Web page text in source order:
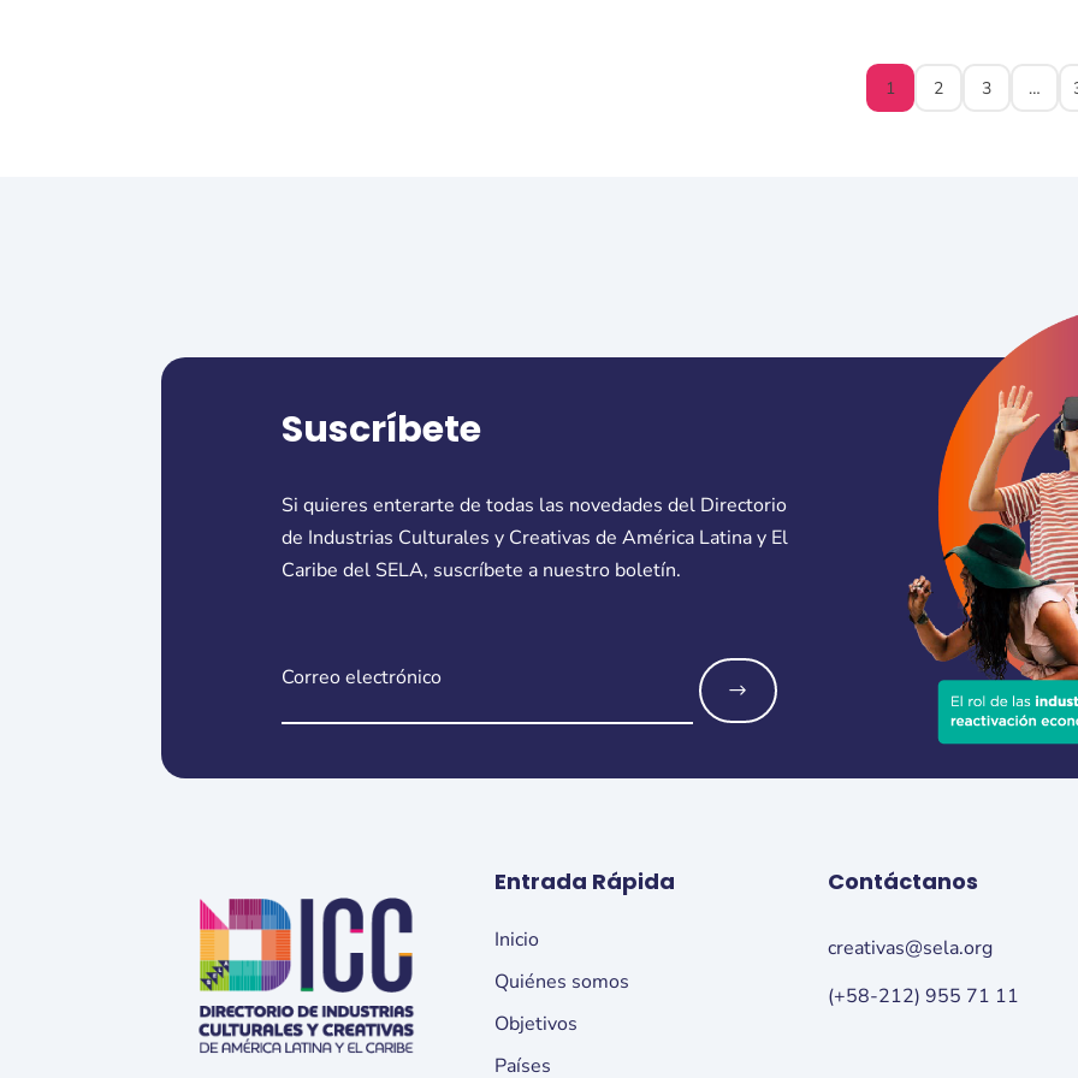
1 2 3 …
Suscríbete
Si quieres enterarte de todas las novedades del Directorio
de Industrias Culturales y Creativas de América Latina y El
Caribe del SELA, suscríbete a nuestro boletín.
o
Entrada Rápida
Inicio
Quiénes somos
Objetivos
Países
Contáctanos
creativas@sela.org
(+58-212) 955 71 11